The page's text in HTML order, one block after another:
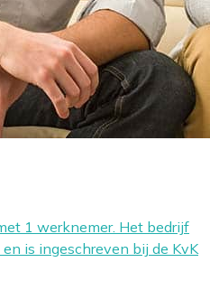
1 werknemer. Het bedrijf
is ingeschreven bij de KvK